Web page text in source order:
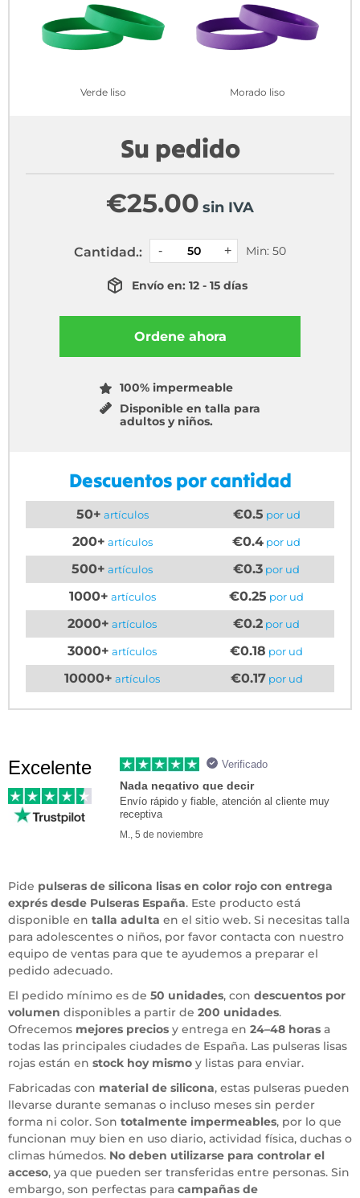
Verde liso Morado liso
Su pedido
€25.00 sin IVA
Cantidad.: Min: 50
Envío en: 12 - 15 días
Ordene ahora
100% impermeable
Disponible en talla para
adultos y niños.
Descuentos por cantidad
50+ artículos €0.5 por ud
200+ artículos €0.4 por ud
500+ artículos €0.3 por ud
1000+ artículos €0.25 por ud
2000+ artículos €0.2 por ud
3000+ artículos €0.18 por ud
10000+ artículos €0.17por ud
Excelente Verificado
Nada negativo que decir
Envío rápido y fiable, atención al cliente muy
receptiva
M., 5 de noviembre
Pide pulseras de silicona lisas en color rojo con entrega
exprés desde Pulseras España. Este producto está
disponible en talla adulta en el sitio web. Si necesitas talla
para adolescentes o niños, por favor contacta con nuestro
equipo de ventas para que te ayudemos a preparar el
pedido adecuado.
El pedido mínimo es de 50 unidades, con descuentos por
volumen disponibles a partir de 200 unidades.
Ofrecemos mejores precios y entrega en 24–48 horas a
todas las principales ciudades de España. Las pulseras lisas
rojas están en stock hoy mismo y listas para enviar.
Fabricadas con material de silicona, estas pulseras pueden
llevarse durante semanas o incluso meses sin perder
forma ni color. Son totalmente impermeables, por lo que
funcionan muy bien en uso diario, actividad física, duchas o
climas húmedos. No deben utilizarse para controlar el
acceso, ya que pueden ser transferidas entre personas. Sin
embargo, son perfectas para campañas de